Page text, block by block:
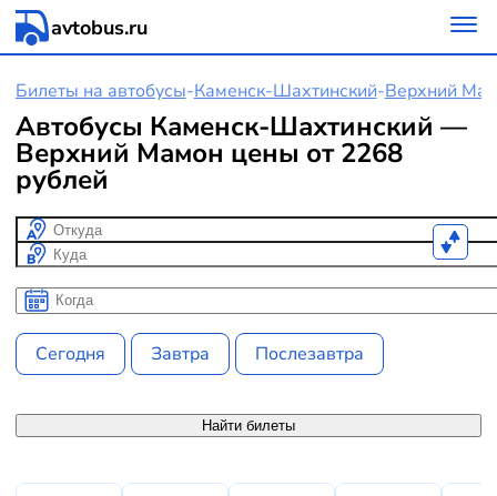
avtobus.ru
Билеты на автобусы-Каменск-Шахтинский-Верхний
Автобусы Каменск-Шахтинский —
Верхний Мамон цены от 2268
рублей
Откуда
Куда
Когда
Когда
Сегодня Завтра Послезавтра
Найти билеты